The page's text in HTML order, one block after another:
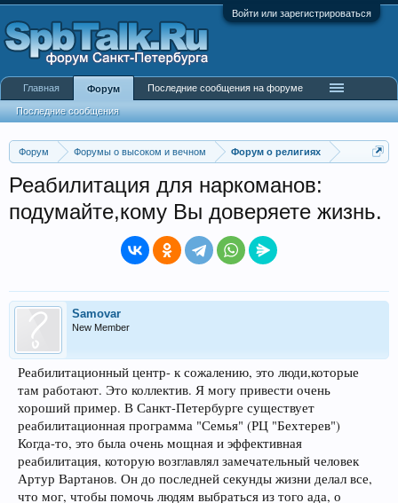
Войти или зарегистрироваться
Форум Форумы о высоком и вечном Форум о религиях
Реабилитация для наркоманов:
подумайте,кому Вы доверяете жизнь.
Samovar
New Member
Реабилитационный центр- к сожалению, это люди,которые
там работают. Это коллектив. Я могу привести очень
хороший пример. В Санкт-Петербурге существует
реабилитационная программа "Семья" (РЦ "Бехтерев")
Когда-то, это была очень мощная и эффективная
реабилитация, которую возглавлял замечательный человек
Артур Вартанов. Он до последней секунды жизни делал все,
что мог, чтобы помочь людям выбраться из того ада, о
Главная Форум
Последние сообщения
Последние сообщения на форуме